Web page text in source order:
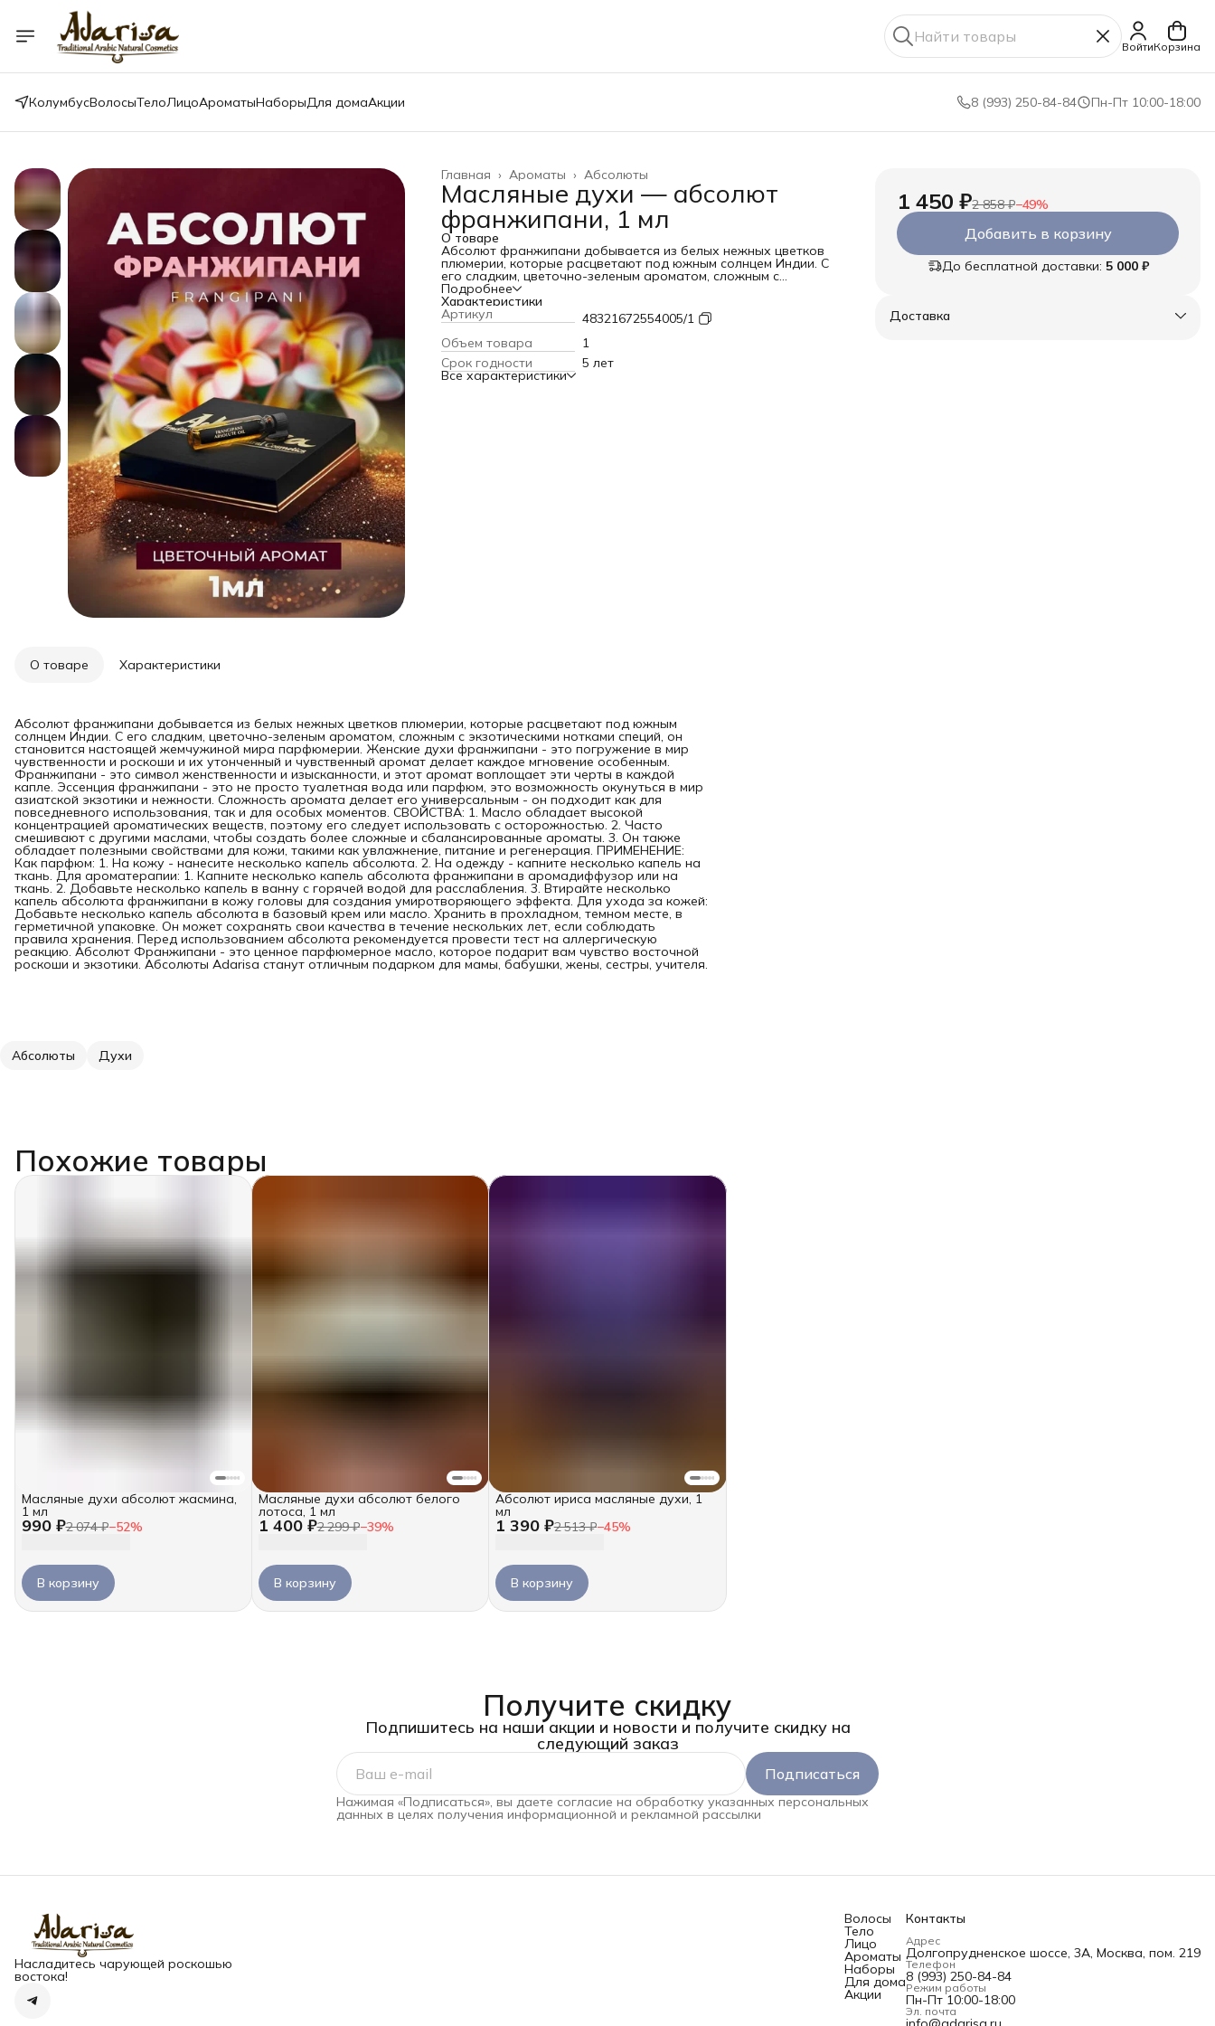
ВойтиКорзина
КолумбусВолосыТелоЛицоАроматыНаборыДля домаАкции 8 (993) 250-84-84 Пн-Пт 10:00-18:00
Абсолюты
Ароматы ›
Главная ›
Масляные духи — абсолют
франжипани, 1 мл
О товаре
Абсолют франжипани добывается из белых нежных цветков
плюмерии, которые расцветают под южным солнцем Индии. С
его сладким, цветочно-зеленым ароматом, сложным с
экзотическими нотками специй, он становится настоящей
жемчужиной мира парфюмерии. Женские духи франжипани -
это погружение в мир чувственности и роскоши и их
утонченный и чувственный аромат делает каждое мгновение
особенным. Франжипани - это символ женственности и
изысканности, и этот аромат воплощает эти черты в каждой
капле. Эссенция франжипани - это не просто туалетная вода
или парфюм, это возможность окунуться в мир азиатской
Подробнее
Характеристики
Артикул
48321672554005/1
Объем товара
1
Срок годности
5 лет
Все характеристики
1 450 ₽2 858 ₽−49%
Добавить в корзину
До бесплатной доставки: 5 000 ₽
Доставка
О товаре Характеристики
Абсолют франжипани добывается из белых нежных цветков плюмерии, которые расцветают под южным
солнцем Индии. С его сладким, цветочно-зеленым ароматом, сложным с экзотическими нотками специй, он
становится настоящей жемчужиной мира парфюмерии. Женские духи франжипани - это погружение в мир
чувственности и роскоши и их утонченный и чувственный аромат делает каждое мгновение особенным.
Франжипани - это символ женственности и изысканности, и этот аромат воплощает эти черты в каждой
капле. Эссенция франжипани - это не просто туалетная вода или парфюм, это возможность окунуться в мир
азиатской экзотики и нежности. Сложность аромата делает его универсальным - он подходит как для
повседневного использования, так и для особых моментов. СВОЙСТВА: 1. Масло обладает высокой
концентрацией ароматических веществ, поэтому его следует использовать с осторожностью. 2. Часто
смешивают с другими маслами, чтобы создать более сложные и сбалансированные ароматы. 3. Он также
обладает полезными свойствами для кожи, такими как увлажнение, питание и регенерация. ПРИМЕНЕНИЕ:
Как парфюм: 1. На кожу - нанесите несколько капель абсолюта. 2. На одежду - капните несколько капель на
ткань. Для ароматерапии: 1. Капните несколько капель абсолюта франжипани в аромадиффузор или на
ткань. 2. Добавьте несколько капель в ванну с горячей водой для расслабления. 3. Втирайте несколько
капель абсолюта франжипани в кожу головы для создания умиротворяющего эффекта. Для ухода за кожей:
Добавьте несколько капель абсолюта в базовый крем или масло. Хранить в прохладном, темном месте, в
герметичной упаковке. Он может сохранять свои качества в течение нескольких лет, если соблюдать
правила хранения. Перед использованием абсолюта рекомендуется провести тест на аллергическую
реакцию. Абсолют Франжипани - это ценное парфюмерное масло, которое подарит вам чувство восточной
роскоши и экзотики. Абсолюты Adarisa станут отличным подарком для мамы, бабушки, жены, сестры, учителя.
Абсолюты Духи
Похожие товары
990 ₽2 074 ₽−52%
Масляные духи абсолют жасмина,
1 мл
В корзину
1 400 ₽2 299 ₽−39%
Масляные духи абсолют белого
лотоса, 1 мл
В корзину
1 390 ₽2 513 ₽−45%
Абсолют ириса масляные духи, 1
мл
В корзину
Получите скидку
Подпишитесь на наши акции и новости и получите скидку на
следующий заказ
Подписаться
Нажимая «Подписаться», вы даете согласие на обработку указанных персональных
данных в целях получения информационной и рекламной рассылки
Насладитесь чарующей роскошью
востока!
Волосы
Тело
Лицо
Ароматы
Наборы
Для дома
Акции
Контакты
Адрес
Долгопрудненское шоссе, 3А, Москва, пом. 219
Телефон
8 (993) 250-84-84
Режим работы
Пн-Пт 10:00-18:00
Эл. почта